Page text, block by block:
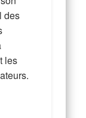
des
les